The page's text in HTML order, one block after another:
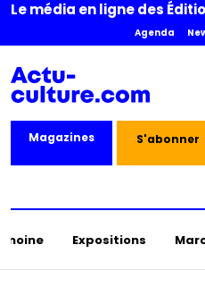
Le média en ligne des
Agenda
Magazines S'abonner
Expositions